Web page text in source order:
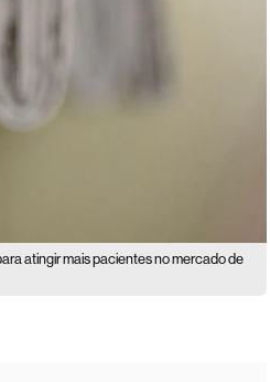
atingir mais pacientes no mercado de